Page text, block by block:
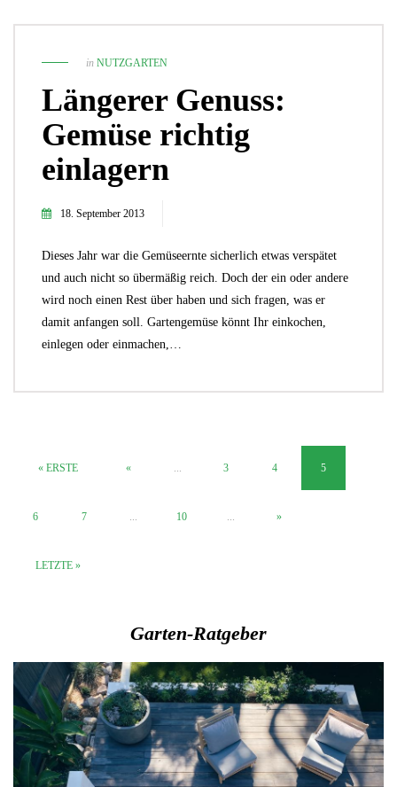
in NUTZGARTEN
Längerer Genuss:
Gemüse richtig
einlagern
18. September 2013
Dieses Jahr war die Gemüseernte sicherlich etwas verspätet
und auch nicht so übermäßig reich. Doch der ein oder andere
wird noch einen Rest über haben und sich fragen, was er
damit anfangen soll. Gartengemüse könnt Ihr einkochen,
einlegen oder einmachen,…
« ERSTE « ... 3 4 5
6 7 ... 10 ... »
LETZTE »
Garten-Ratgeber